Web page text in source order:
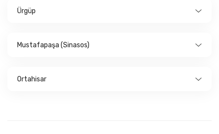
Ürgüp
Mustafapaşa (Sinasos)
Ortahisar